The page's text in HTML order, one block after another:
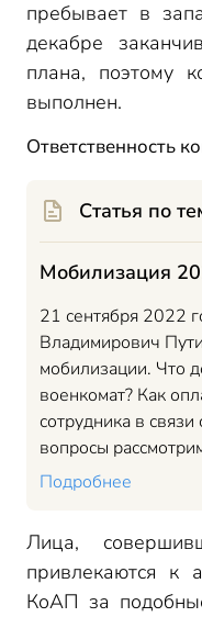
пребывает в
декабре
плана, поэтому
выполнен.
Ответственность
Статья по
Мобилизация
21 сентября 2022
Владимирович
мобилизации. Что
военкомат? Как
сотрудника в
вопросы
Подробнее
Лица,
привлекаются к
КоАП за